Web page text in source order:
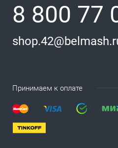
8 800 77
Принимаем к оплате